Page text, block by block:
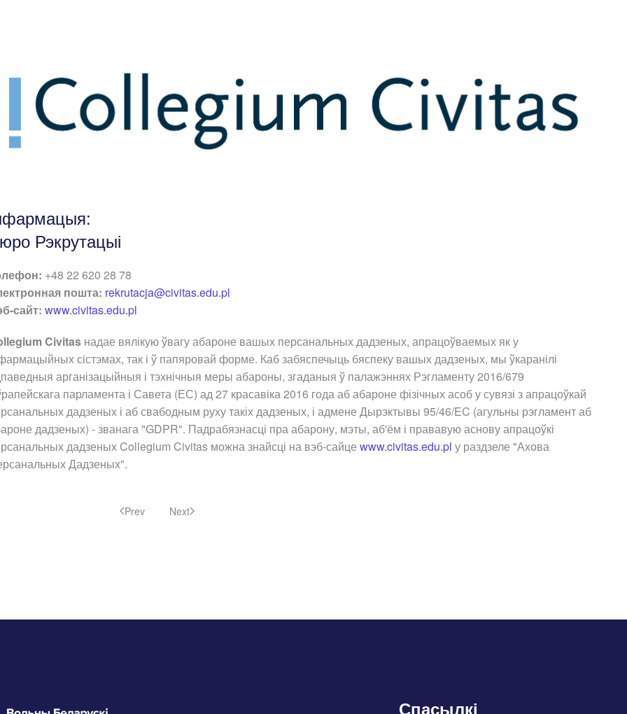
Рэкрутацыі
+48 22 620 28 78
пошта: rekrutacja@civitas.edu.pl
сайт: www.civitas.edu.pl
Civitas надае вялікую ўвагу абароне вашых персанальных дадзеных, апрацоўваемых як у
сістэмах, так і ў папяровай форме. Каб забяспечыць бяспеку вашых дадзеных, мы ўкаранілі
арганізацыйныя і тэхнічныя меры абароны, згаданыя ў палажэннях Рэгламенту 2016/679
парламента і Савета (ЕС) ад 27 красавіка 2016 года аб абароне фізічных асоб у сувязі з апрацоўкай
дадзеных і аб свабодным руху такіх дадзеных, і адмене Дырэктывы 95/46/EC (агульны рэгламент аб
дадзеных) - званага "GDPR". Падрабязнасці пра абарону, мэты, аб'ём і прававую аснову апрацоўкі
дадзеных Collegium Civitas можна знайсці на вэб-сайцеwww.civitas.edu.pl у раздзеле "Ахова
Дадзеных".
Prev Next
Спасылкі